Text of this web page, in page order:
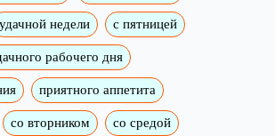
удачной недели c пятницей
рабочего дня
приятного аппетита
со вторником со средой